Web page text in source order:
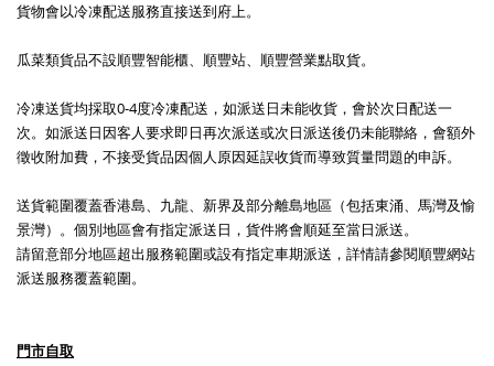
貨物會以冷凍配送服務直接送到府上。
瓜菜類貨品不設順豐智能櫃、順豐站、順豐營業點取貨。
冷凍送貨均採取0-4度冷凍配送，如派送日未能收貨，會於次日配送一
次。如派送日因客人要求即日再次派送或次日派送後仍未能聯絡，會額外
徵收附加費，不接受貨品因個人原因延誤收貨而導致質量問題的申訴。
送貨範圍覆蓋香港島、九龍、新界及部分離島地區（包括東涌、馬灣及愉
景灣）。 個別地區會有指定派送日，貨件將會順延至當日派送。
請留意部分地區超出服務範圍或設有指定車期派送，詳情請參閱順豐網站
派送服務覆蓋範圍。
門市自取